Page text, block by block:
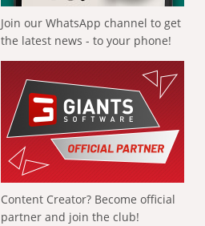
Join our WhatsApp channel to get
the latest news - to your phone!
Content Creator? Become official
partner and join the club!